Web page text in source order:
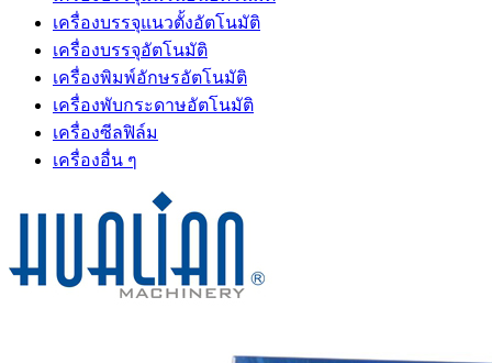
เครื่องบรรจุแนวตั้งอัตโนมัติ
เครื่องบรรจุอัตโนมัติ
เครื่องพิมพ์อักษรอัตโนมัติ
เครื่องพับกระดาษอัตโนมัติ
เครื่องซีลฟิล์ม
เครื่องอื่น ๆ